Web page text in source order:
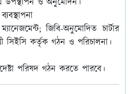
উপস্থাপন ও অনুমোদন।
জিবি-অনুমোদিত চার্টার
সিইসি কর্তৃক গঠন ও পরিচালনা।
পরিষদ গঠন করতে পারবে।